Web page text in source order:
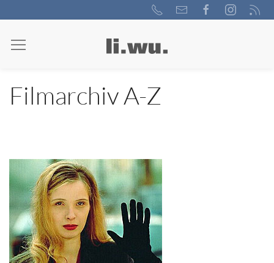
Filmarchiv A-Z